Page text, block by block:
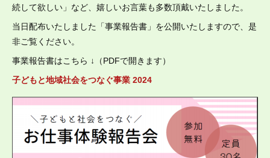
続して欲しい」など、嬉しいお言葉も多数頂戴いたしました。
当日配布いたしました「事業報告書」を公開いたしますので、是
非ご覧ください。
事業報告書はこちら ↓（PDFで開きます）
子どもと地域社会をつなぐ事業 2024